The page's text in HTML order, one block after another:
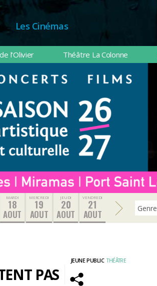
Les Cinémas
l’Olivier Théâtre La Colonne
MARDI
18
AOUT
MERCREDI
19
AOUT
JEUDI
20
AOUT
VENDREDI
21
AOUT
PAS
JEUNE PUBLIC THÉÂTRE